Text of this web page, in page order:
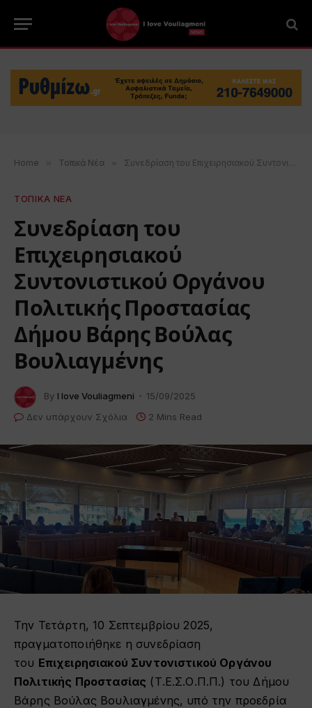
Home » Τοπικά Νέα » Συνεδρίαση του Επιχειρησιακού Συντονιστικού Οργάνου Πολιτικής Προστασίας Δήμου Βάρης Βούλας Βουλιαγμένης
ΤΟΠΙΚΑ ΝΕΑ
Συνεδρίαση του
Επιχειρησιακού
Συντονιστικού Οργάνου
Πολιτικής Προστασίας
Δήμου Βάρης Βούλας
Βουλιαγμένης
By I love Vouliagmeni
15/09/2025
Δεν υπάρχουν Σχόλια
2 Mins Read
Την Τετάρτη, 10 Σεπτεμβρίου 2025,
πραγματοποιήθηκε η συνεδρίαση
του Επιχειρησιακού Συντονιστικού Οργάνου
Πολιτικής Προστασίας (Τ.Ε.Σ.Ο.Π.Π.) του Δήμου
Βάρης Βούλας Βουλιαγμένης, υπό την προεδρία